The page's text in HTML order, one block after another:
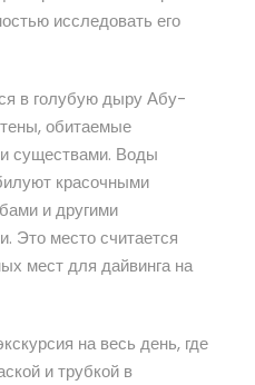
исследовать его
в голубую дыру Абу-
обитаемые
существами. Воды
красочными
и другими
Это место считается
мест для дайвинга на
на весь день, где
и трубкой в